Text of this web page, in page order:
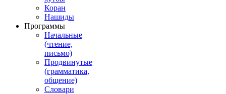
Коран
Нашиды
Программы
Начальные
(чтение,
письмо)
Продвинутые
(грамматика,
общение)
Словари